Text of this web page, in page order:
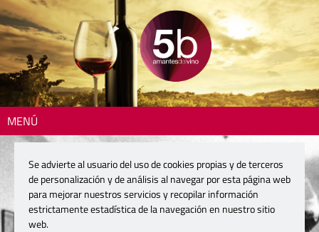
MENÚ
Se advierte al usuario del uso de cookies propias y de terceros
de personalización y de análisis al navegar por esta página web
para mejorar nuestros servicios y recopilar información
estrictamente estadística de la navegación en nuestro sitio
web.